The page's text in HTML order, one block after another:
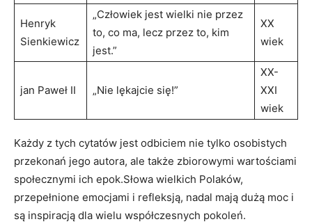
Henryk
Sienkiewicz
„Człowiek ⁢jest wielki nie przez​
to,‍ co ‌ma, ⁢lecz przez ‍to, kim
jest.”
XX
wiek
jan Paweł II „Nie lękajcie się!”
XX-
XXI
wiek
Każdy ⁤z tych cytatów jest odbiciem ‌nie⁤ tylko osobistych
przekonań jego autora, ale także‌ zbiorowymi wartościami
społecznymi ich epok.Słowa wielkich Polaków,
przepełnione emocjami i ⁢refleksją, nadal mają dużą moc i
są inspiracją dla wielu współczesnych pokoleń.